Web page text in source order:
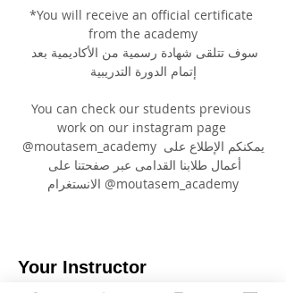
*You will receive an official certificate
from the academy
سوف تتلقى شهادة رسمية من الأكاديمية بعد
إتمام الدورة التدريبية
You can check our students previous
work on our instagram page
@moutasem_academy يمكنكم الإطلاع على
أعمال طلابنا القدامى عبر صفحتنا على
الانستغرام @moutasem_academy
Your Instructor